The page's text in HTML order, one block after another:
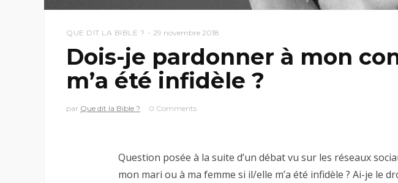
QUE DIT LA BIBLE ? 29 novembre 2018
Dois-je pardonner à mon
m’a été infidèle ?
par Que dit la Bible ? 0 Comments
Question posée à la suite d’un débat vu sur les réseaux
mon mari ou à ma femme si il/elle m’a été infidèle ? Ai-je le